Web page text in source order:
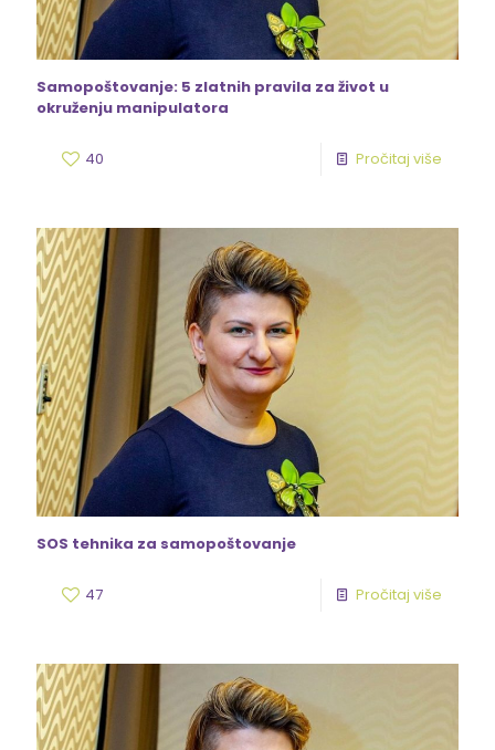
Samopoštovanje: 5 zlatnih pravila za život u
okruženju manipulatora
40 Pročitaj više
SOS tehnika za samopoštovanje
47 Pročitaj više